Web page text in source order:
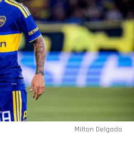
Milton Delgado